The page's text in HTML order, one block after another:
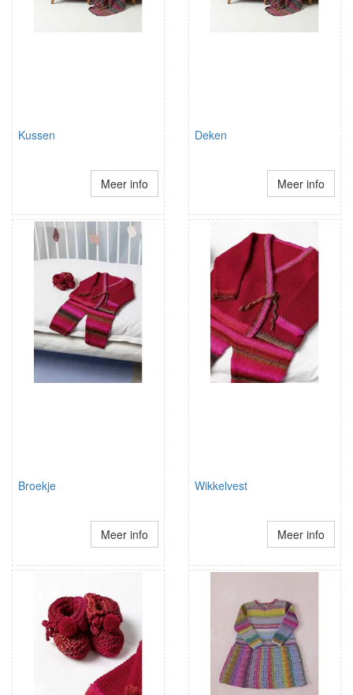
Kussen
Meer info
Deken
Meer info
Broekje
Meer info
Wikkelvest
Meer info